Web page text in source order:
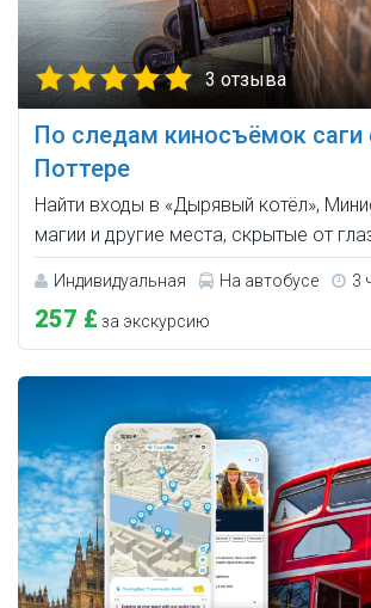
3 отзыва
По следам киносъёмок саги
Поттере
Найти входы в «Дырявый котёл»,
магии и другие места, скрытые от
Индивидуальная На автобусе 3
257 £ за экскурсию